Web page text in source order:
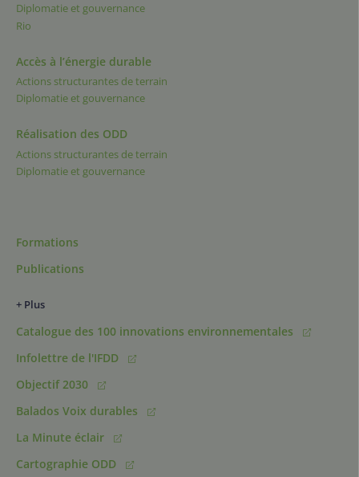
Diplomatie et gouvernance
Rio
Accès à l’énergie durable
Actions structurantes de terrain
Diplomatie et gouvernance
Réalisation des ODD
Actions structurantes de terrain
Diplomatie et gouvernance
Formations
Publications
+ Plus
Catalogue des 100 innovations environnementales
Infolettre de l'IFDD
Objectif 2030
Balados Voix durables
La Minute éclair
Cartographie ODD